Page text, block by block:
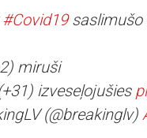
#Covid19saslimušo
miruši
izveseļojušies
(@breakinglv)